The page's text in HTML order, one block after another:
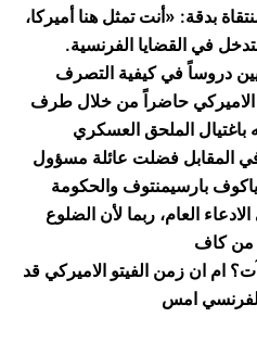
بدقة: «أنت تمثل هنا أميركا،
في القضايا الفرنسية.
الاميركي حاضراً من خلال طرف
باغتيال الملحق العسكري
المقابل فضلت عائلة مسؤول
بارسيمنتوف والحكومة
العام، ربما لأن الضلوع
ام ان زمن الفيتو الاميركي قد